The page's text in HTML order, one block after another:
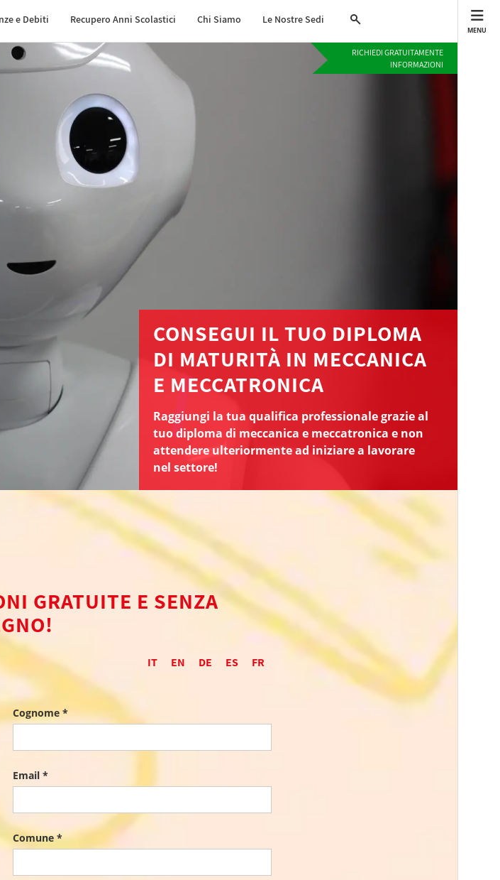
e Debiti Recupero Anni Scolastici Chi Siamo Le Nostre Sedi
MENU
CONSEGUI IL TUO DIPLOMA
DI MATURITÀ IN MECCANICA
E MECCATRONICA
Raggiungi la tua qualifica professionale grazie al
tuo diploma di meccanica e meccatronica e non
attendere ulteriormente ad iniziare a lavorare
nel settore!
GRATUITE E SENZA
IT EN DE ES FR
Cognome *
Email *
Comune *
RICHIEDI GRATUITAMENTE
INFORMAZIONI